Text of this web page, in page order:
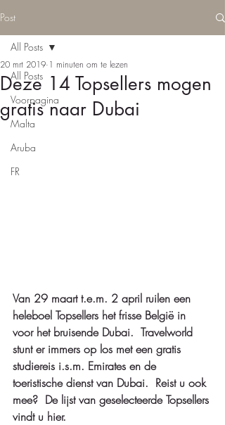
Post
All Posts
Voorpagina
Malta
Aruba
FR
All Posts
Deze 14 Topsellers mogen
gratis naar Dubai
20 mrt 2019 1 minuten om te lezen
Van 29 maart t.e.m. 2 april ruilen een
heleboel Topsellers het frisse België in
voor het bruisende Dubai.  Travelworld
stunt er immers op los met een gratis
studiereis i.s.m. Emirates en de
toeristische dienst van Dubai.  Reist u ook
mee?  De lijst van geselecteerde Topsellers
vindt u hier.